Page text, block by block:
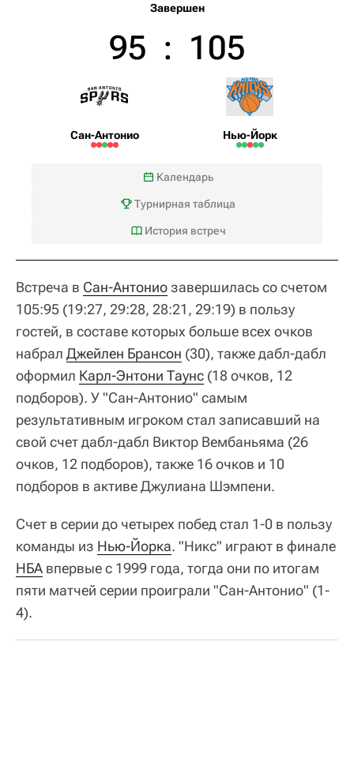
Завершен
Сан-Антонио
95 : 105
Нью-Йорк
Календарь
Турнирная таблица
История встреч
Встреча в Сан-Антониозавершилась со счетом
105:95 (19:27, 29:28, 28:21, 29:19) в пользу
гостей, в составе которых больше всех очков
набрал Джейлен Брансон (30), также дабл-дабл
оформил Карл-Энтони Таунс (18 очков, 12
подборов). У "Сан-Антонио" самым
результативным игроком стал записавший на
свой счет дабл-дабл Виктор Вембаньяма (26
очков, 12 подборов), также 16 очков и 10
подборов в активе Джулиана Шэмпени.
Счет в серии до четырех побед стал 1-0 в пользу
команды из Нью-Йорка. "Никс" играют в финале
НБА впервые с 1999 года, тогда они по итогам
пяти матчей серии проиграли "Сан-Антонио" (1-
4).